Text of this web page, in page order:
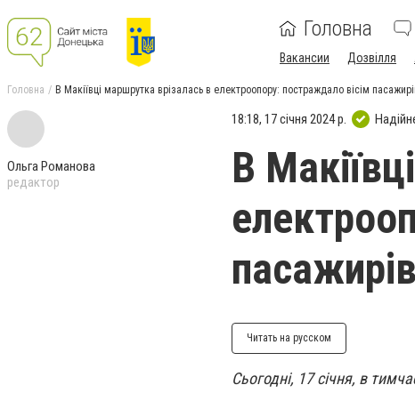
Головна
Вакансии Дозвілля
Головна В Макіївці маршрутка врізалась в електроопору: постраждало вісім
Ольга Романова
редактор
18:18, 17 січня 2024 р.
В
Читать на русском
Сьогодні, 17 січня, в